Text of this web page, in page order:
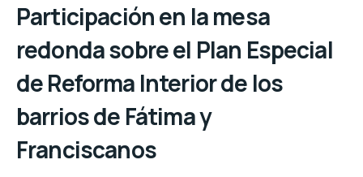
Participación en la mesa
redonda sobre el Plan Especial
de Reforma Interior de los
barrios de Fátima y
Franciscanos